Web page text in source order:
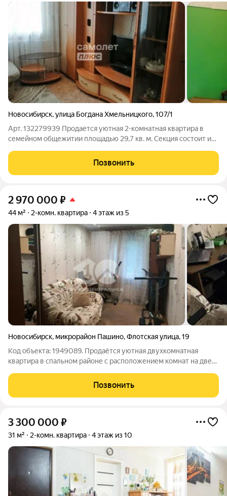
Новосибирск,улица Богдана Хмельницкого,107/1
Арт. 132279939 Продается уютная 2-комнатная квартира в
семейном общежитии площадью 29,7 кв. м. Секция состоит из
и порядочные соседи. Квартира теплая, светлая, уютная.
Выполнен косметический
Позвонить
2 970 000 ₽
44 м² 2-комн. квартира 4 этаж из 5
Новосибирск, микрорайон Пашино,Флотская улица,19
Код объекта: 1949089. Продаётся уютная двухкомнатная
квартира в спальном районе с расположением комнат на две
двор, где также расположена детская площадка, что станет
отличным местом для игр
Позвонить
3 300 000 ₽
31 м² 2-комн. квартира 4 этаж из 10